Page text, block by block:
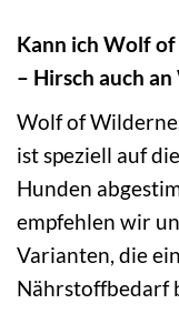
Kann ich Wolf of
– Hirsch auch
Wolf of
ist speziell auf
Hunden
empfehlen wir
Varianten, die
Nährstoffbedarf